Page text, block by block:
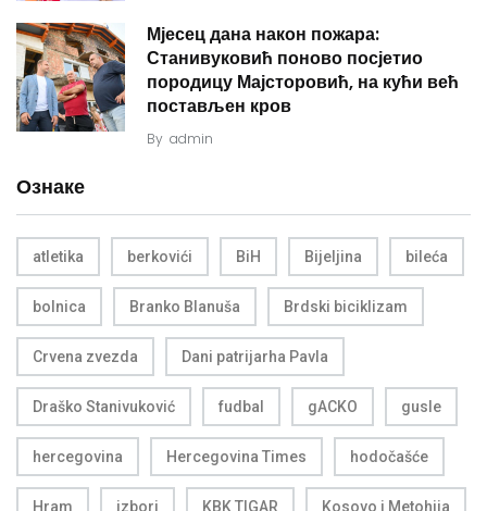
Мјесец дана након пожара:
Станивуковић поново посјетио
породицу Мајсторовић, на кући већ
постављен кров
By admin
Ознаке
atletika berkovići BiH Bijeljina bileća
bolnica Branko Blanuša Brdski biciklizam
Crvena zvezda Dani patrijarha Pavla
Draško Stanivuković fudbal gACKO gusle
hercegovina Hercegovina Times hodočašće
Hram izbori KBK TIGAR Kosovo i Metohija